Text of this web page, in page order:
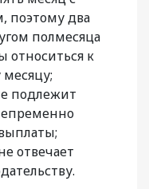
поэтому два
полмесяца
относиться к
подлежит
отвечает